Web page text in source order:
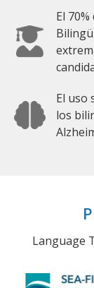
El
El uso
los
Language